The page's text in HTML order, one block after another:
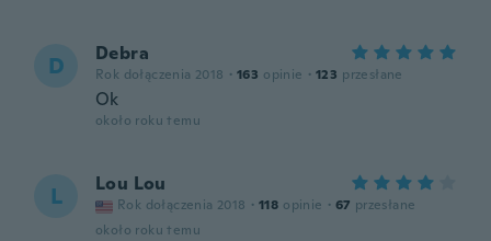
D Debra
Rok dołączenia 2018 · 163 opinie · 123 przesłane
Ok
około roku temu
L Lou Lou
Rok dołączenia 2018 · 118 opinie · 67 przesłane
około roku temu